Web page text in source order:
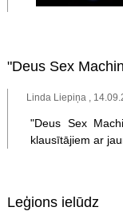
"Deus Sex
Linda Liepiņa ,
"Deus Sex
klausītājiem ar
Leģions ielūdz